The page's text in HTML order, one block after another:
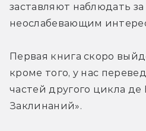
заставляют наблюдать
неослабевающим
Первая книга скоро
кроме того, у нас
частей другого цикла
Заклинаний».